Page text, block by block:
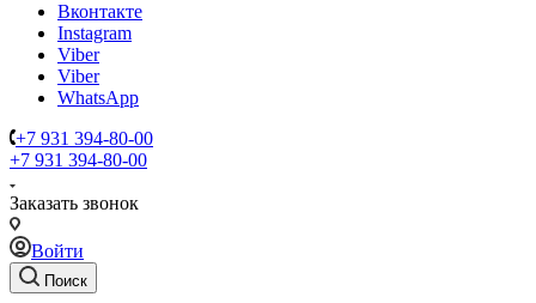
Вконтакте
Instagram
Viber
Viber
WhatsApp
+7 931 394-80-00
+7 931 394-80-00
Заказать звонок
Войти
Поиск